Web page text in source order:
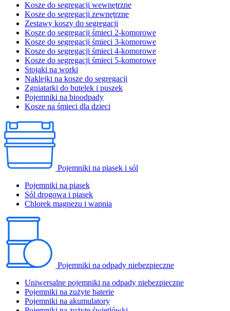
Kosze do segregacji wewnętrzne
Kosze do segregacji zewnętrzne
Zestawy koszy do segregacji
Kosze do segregacji śmieci 2-komorowe
Kosze do segregacji śmieci 3-komorowe
Kosze do segregacji śmieci 4-komorowe
Kosze do segregacji śmieci 5-komorowe
Stojaki na worki
Naklejki na kosze do segregacji
Zgniatarki do butelek i puszek
Pojemniki na bioodpady
Kosze na śmieci dla dzieci
Pojemniki na piasek i sól
Pojemniki na piasek
Sól drogowa i piasek
Chlorek magnezu i wapnia
Pojemniki na odpady niebezpieczne
Uniwersalne pojemniki na odpady niebezpieczne
Pojemniki na zużyte baterie
Pojemniki na akumulatory